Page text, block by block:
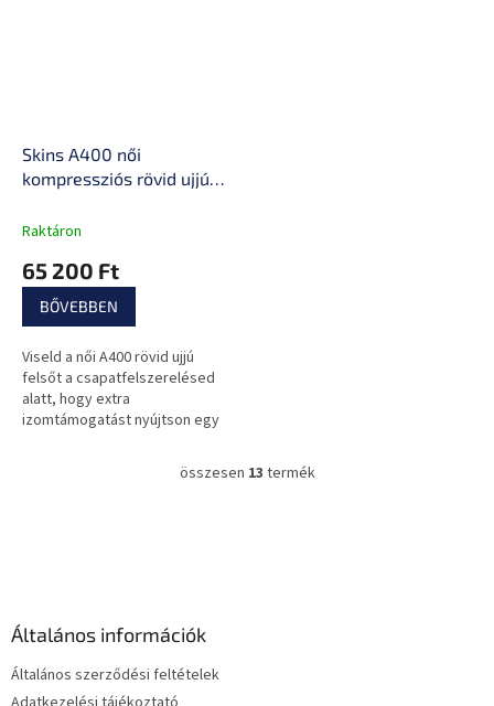
Skins A400 női
kompressziós rövid ujjú
Raktáron
65 200 Ft
BŐVEBBEN
Viseld a női A400 rövid ujjú
felsőt a csapatfelszerelésed
alatt, hogy extra
izomtámogatást nyújtson egy
L
összesen 13 termék
Általános információk
Általános szerződési feltételek